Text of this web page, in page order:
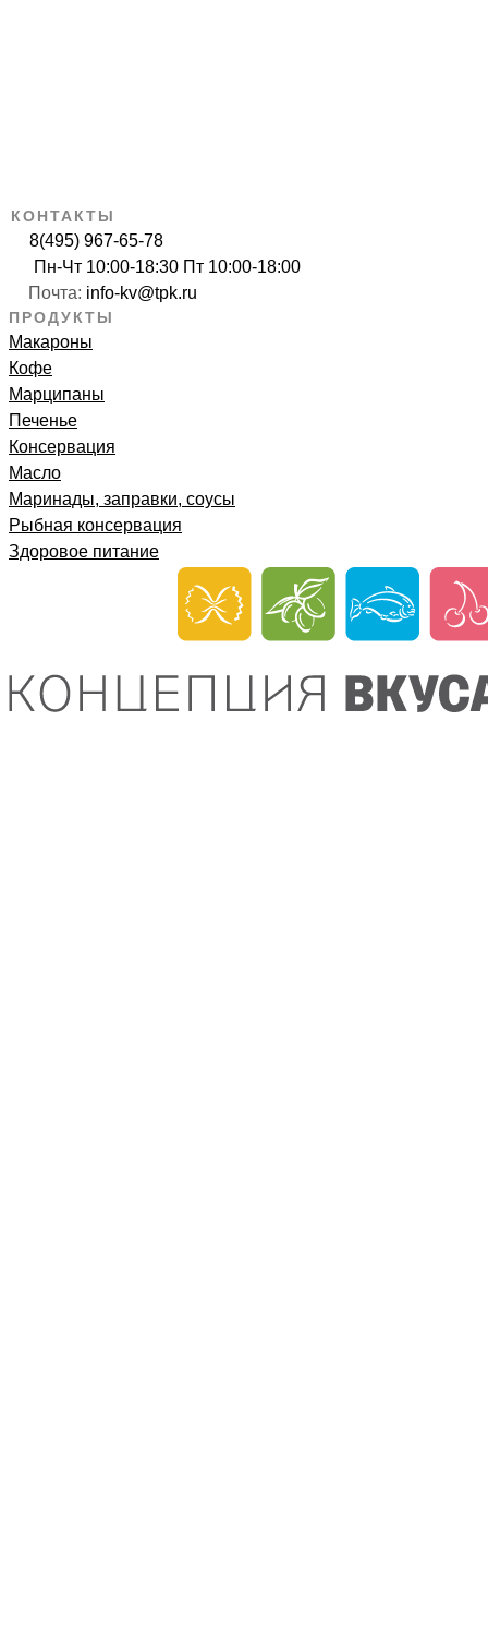
КОНТАКТЫ
8(495) 967-65-78
Пн-Чт 10:00-18:30 Пт 10:00-18:00
Почта: info-kv@tpk.ru
ПРОДУКТЫ
Макароны
Кофе
Марципаны
Печенье
Консервация
Масло
Маринады, заправки, соусы
Рыбная консервация
Здоровое питание